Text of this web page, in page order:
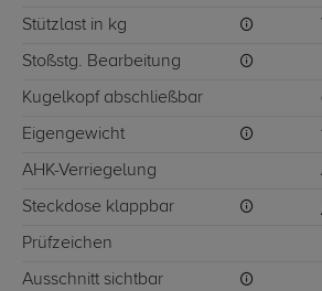
Stützlast in kg
Stoßstg. Bearbeitung
Kugelkopf abschließbar
Eigengewicht
AHK-Verriegelung
Steckdose klappbar
Prüfzeichen
Ausschnitt sichtbar